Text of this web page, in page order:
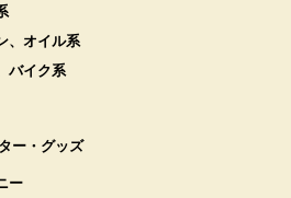
、オイル系
バイク系
ー・グッズ
ー